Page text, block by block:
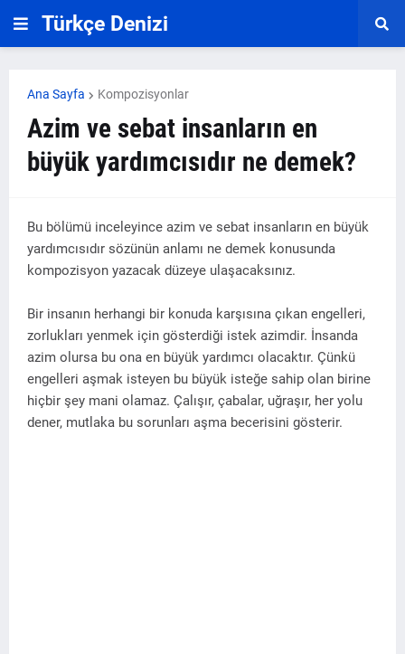
Türkçe Denizi
Ana Sayfa Kompozisyonlar
Azim ve sebat insanların en
büyük yardımcısıdır ne demek?
Bu bölümü inceleyince azim ve sebat insanların en büyük
yardımcısıdır sözünün anlamı ne demek konusunda
kompozisyon yazacak düzeye ulaşacaksınız.
Bir insanın herhangi bir konuda karşısına çıkan engelleri,
zorlukları yenmek için gösterdiği istek azimdir. İnsanda
azim olursa bu ona en büyük yardımcı olacaktır. Çünkü
engelleri aşmak isteyen bu büyük isteğe sahip olan birine
hiçbir şey mani olamaz. Çalışır, çabalar, uğraşır, her yolu
dener, mutlaka bu sorunları aşma becerisini gösterir.